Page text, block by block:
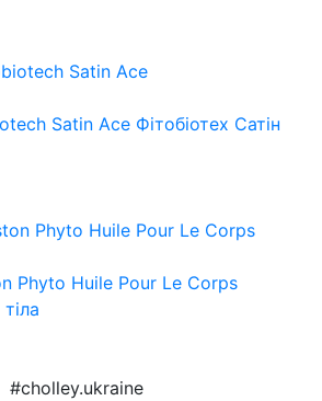
Satin Ace Фітобіотех Сатін
Phyto Huile Pour Le Corps
#cholley.ukraine